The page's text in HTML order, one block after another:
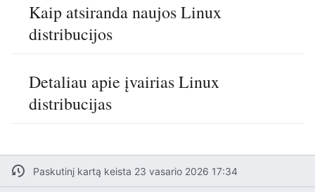
Kaip atsiranda naujos Linux
distribucijos
Detaliau apie įvairias Linux
distribucijas
Paskutinį kartą keista 23 vasario 2026 17:34